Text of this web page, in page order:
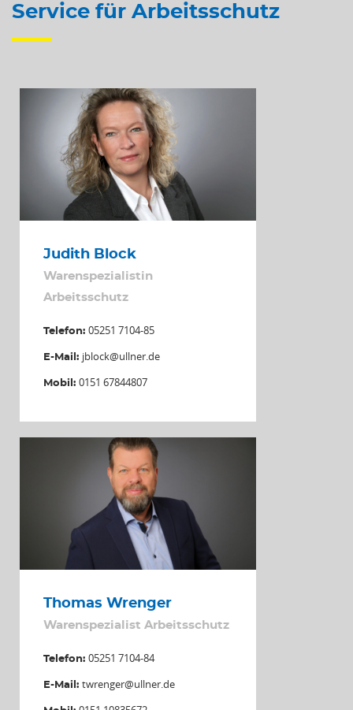
Service für Arbeitsschutz
Judith Block
Warenspezialistin
Arbeitsschutz
Telefon: 05251 7104-85
E-Mail: jblock@ullner.de
Mobil: 0151 67844807
Thomas Wrenger
Warenspezialist Arbeitsschutz
Telefon: 05251 7104-84
E-Mail: twrenger@ullner.de